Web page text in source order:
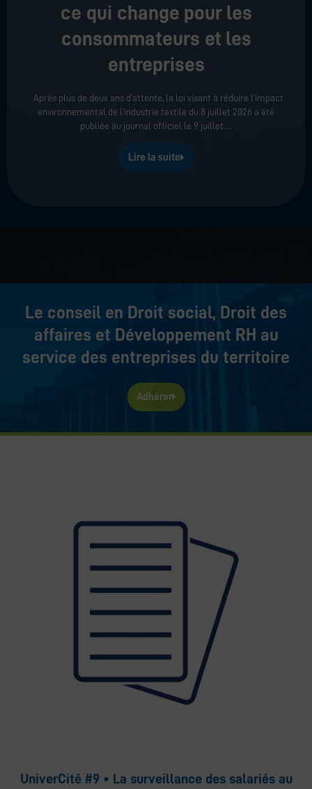
ce qui change pour les
consommateurs et les
entreprises
Après plus de deux ans d’attente, la loi visant à réduire l’impact
environnemental de l’industrie textile du 8 juillet 2026 a été
publiée au journal officiel le 9 juillet.
Lire la suite
Le conseil en Droit social, Droit des
affaires et Développement RH au
service des entreprises du territoire
Adhérer
UniverCité #9 • La surveillance des salariés au